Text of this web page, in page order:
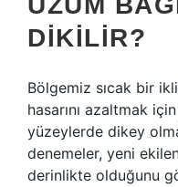
DIKILIR?
Bölgemiz sıcak bir
hasarını azaltmak
yüzeylerde dikey
denemeler, yeni
derinlikte olduğunu